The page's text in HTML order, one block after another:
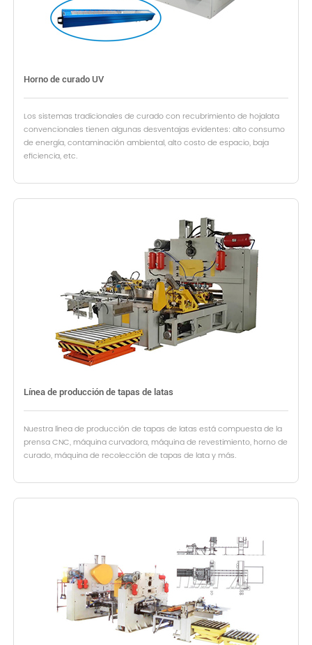
Horno de curado UV
Los sistemas tradicionales de curado con recubrimiento de hojalata
convencionales tienen algunas desventajas evidentes: alto consumo
de energía, contaminación ambiental, alto costo de espacio, baja
eficiencia, etc.
Línea de producción de tapas de latas
Nuestra línea de producción de tapas de latas está compuesta de la
prensa CNC, máquina curvadora, máquina de revestimiento, horno de
curado, máquina de recolección de tapas de lata y más.